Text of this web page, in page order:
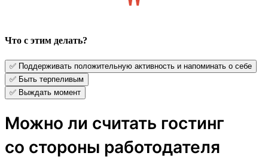
Что с этим делать?
✅ Поддерживать положительную активность и напоминать о себе
✅ Быть терпеливым
✅ Выждать момент
Можно ли считать гостинг
со стороны работодателя